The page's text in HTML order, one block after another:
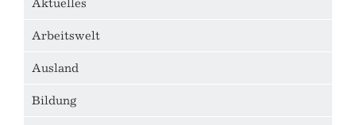
Aktuelles
Arbeitswelt
Ausland
Bildung